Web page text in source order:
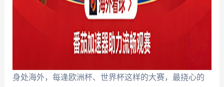
身处海外，每逢欧洲杯、世界杯这样的大赛，最挠心的